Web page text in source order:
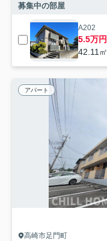
募集中の部屋
A202
5.5万円
42.11
アパート
高崎市足門町